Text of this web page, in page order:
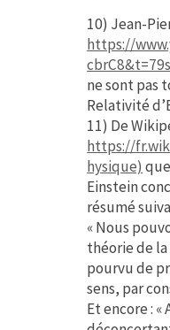
10) Jean-
https://
cbrC8&t=79s
ne sont pas
Relativité
11) De
https://
hysique)
Einstein
résumé
« Nous
théorie de
pourvu de
sens, par
Et encore :